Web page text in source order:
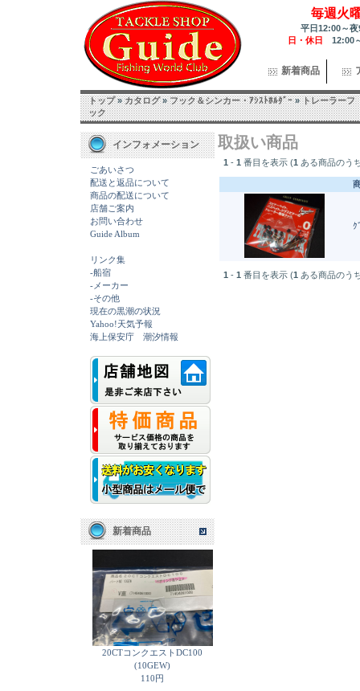
毎週火
平日12:00～
日・休日 12:00
新着商品
トップ»カタログ»フック＆シンカー・ｱｼｽﾄﾎﾙﾀﾞｰ»トレーラーフ
ック
インフォメーション
ごあいさつ
配送と返品について
商品の配送について
店舗ご案内
お問い合わせ
Guide Album
リンク集
-船宿
-メーカー
-その他
現在の黒潮の状況
Yahoo!天気予報
海上保安庁 潮汐情報
新着商品
20CTコンクエストDC100
(10GEW)
110円
取扱い商品
1 - 1 番目を表示 (1 ある商品のう
ｸ
1 - 1 番目を表示 (1 ある商品のう